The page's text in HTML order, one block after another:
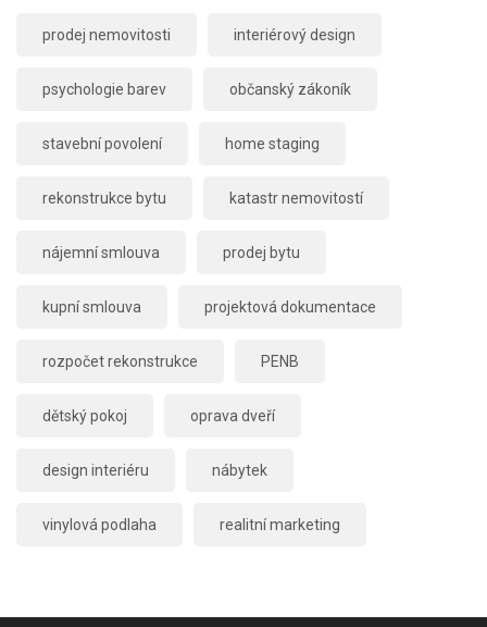
prodej nemovitosti interiérový design
psychologie barev občanský zákoník
stavební povolení home staging
rekonstrukce bytu katastr nemovitostí
nájemní smlouva prodej bytu
kupní smlouva projektová dokumentace
rozpočet rekonstrukce PENB
dětský pokoj oprava dveří
design interiéru nábytek
vinylová podlaha realitní marketing